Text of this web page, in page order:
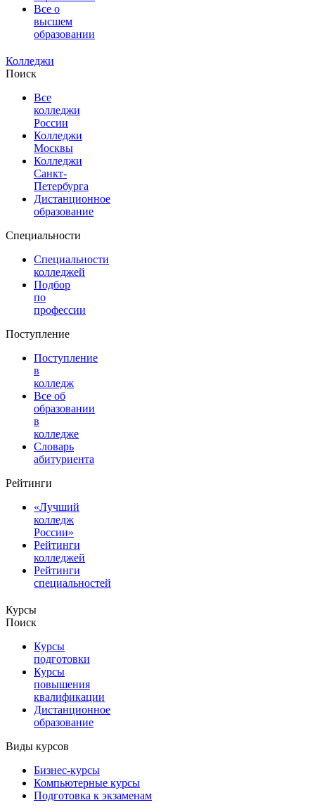
Все о
высшем
образовании
Колледжи
Поиск
Все
колледжи
России
Колледжи
Москвы
Колледжи
Санкт-
Петербурга
Дистанционное
образование
Специальности
Специальности
колледжей
Подбор
по
профессии
Поступление
Поступление
в
колледж
Все об
образовании
в
колледже
Словарь
абитуриента
Рейтинги
«Лучший
колледж
России»
Рейтинги
колледжей
Рейтинги
специальностей
Курсы
Поиск
Курсы
подготовки
Курсы
повышения
квалификации
Дистанционное
образование
Виды курсов
Бизнес-курсы
Компьютерные курсы
Подготовка к экзаменам